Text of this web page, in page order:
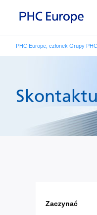
PHC Europe, członek Grupy PHC